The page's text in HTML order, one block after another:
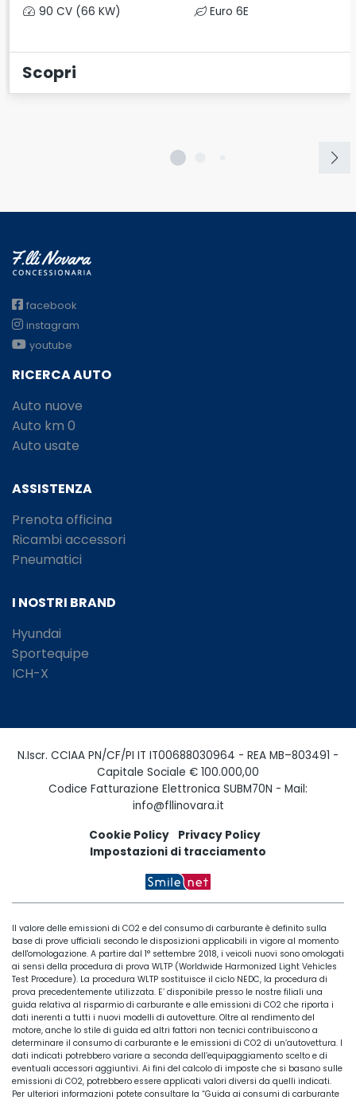
90 CV (66 KW)
Euro 6E
Scopri
facebook
instagram
youtube
RICERCA AUTO
Auto nuove
Auto km 0
Auto usate
ASSISTENZA
Prenota officina
Ricambi accessori
Pneumatici
I NOSTRI BRAND
Hyundai
Sportequipe
ICH-X
N.Iscr. CCIAA PN/CF/PI IT IT00688030964 - REA MB–803491 -
Capitale Sociale € 100.000,00
Codice Fatturazione Elettronica SUBM70N - Mail:
info@fllinovara.it
Cookie Policy
Privacy Policy
Impostazioni di tracciamento
Il valore delle emissioni di CO2 e del consumo di carburante è definito sulla
base di prove ufficiali secondo le disposizioni applicabili in vigore al momento
dell'omologazione. A partire dal 1° settembre 2018, i veicoli nuovi sono omologati
ai sensi della procedura di prova WLTP (Worldwide Harmonized Light Vehicles
Test Procedure). La procedura WLTP sostituisce il ciclo NEDC, la procedura di
prova precedentemente utilizzata. E’ disponibile presso le nostre filiali una
guida relativa al risparmio di carburante e alle emissioni di CO2 che riporta i
dati inerenti a tutti i nuovi modelli di autovetture. Oltre al rendimento del
motore, anche lo stile di guida ed altri fattori non tecnici contribuiscono a
determinare il consumo di carburante e le emissioni di CO2 di un’autovettura. I
dati indicati potrebbero variare a seconda dell’equipaggiamento scelto e di
eventuali accessori aggiuntivi. Ai fini del calcolo di imposte che si basano sulle
emissioni di CO2, potrebbero essere applicati valori diversi da quelli indicati.
Per ulteriori informazioni potete consultare la “Guida ai consumi di carburante